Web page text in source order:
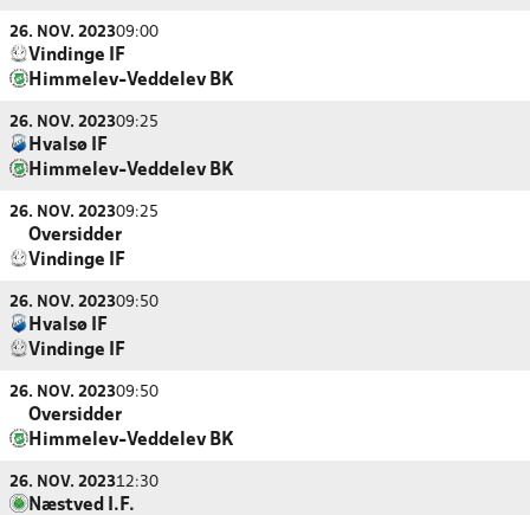
26. NOV. 202309:00
Vindinge IF
Himmelev-Veddelev BK
26. NOV. 202309:25
Hvalsø IF
Himmelev-Veddelev BK
26. NOV. 202309:25
Oversidder
Vindinge IF
26. NOV. 202309:50
Hvalsø IF
Vindinge IF
26. NOV. 202309:50
Oversidder
Himmelev-Veddelev BK
26. NOV. 202312:30
Næstved I.F.